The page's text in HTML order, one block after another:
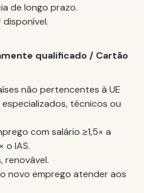
de longo prazo.
disponível.
qualificado / Cartão
não pertencentes à UE
técnicos ou
com salário ≥1,5× a
o IAS.
renovável.
novo emprego atender aos